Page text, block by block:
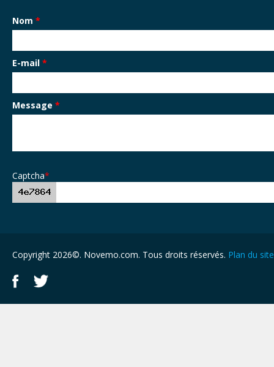
Nom *
E-mail *
Message *
Captcha*
Copyright 2026©. Novemo.com. Tous droits réservés. Plan du site